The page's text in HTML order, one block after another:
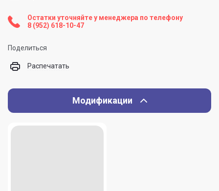
Остатки уточняйте у менеджера по телефону
8 (952) 618-10-47
Поделиться
Распечатать
Модификации